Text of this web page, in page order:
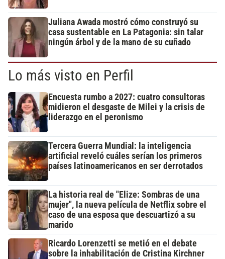
Juliana Awada mostró cómo construyó su
casa sustentable en La Patagonia: sin talar
ningún árbol y de la mano de su cuñado
Lo más visto en Perfil
Encuesta rumbo a 2027: cuatro consultoras
midieron el desgaste de Milei y la crisis de
liderazgo en el peronismo
Tercera Guerra Mundial: la inteligencia
artificial reveló cuáles serían los primeros
países latinoamericanos en ser derrotados
La historia real de "Elize: Sombras de una
mujer", la nueva película de Netflix sobre el
caso de una esposa que descuartizó a su
marido
Ricardo Lorenzetti se metió en el debate
sobre la inhabilitación de Cristina Kirchner